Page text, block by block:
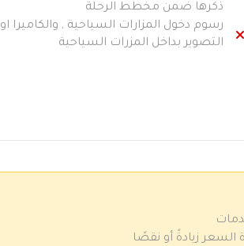
ذكرها ضمن مخطط الرحلة
رسوم دخول المزارات السياحية , والكاميرا او
التصوير بداخل المزرات السياحية
زيادةً أو نقصًا